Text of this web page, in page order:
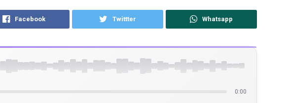
Facebook Twittter Whatsapp
0:00